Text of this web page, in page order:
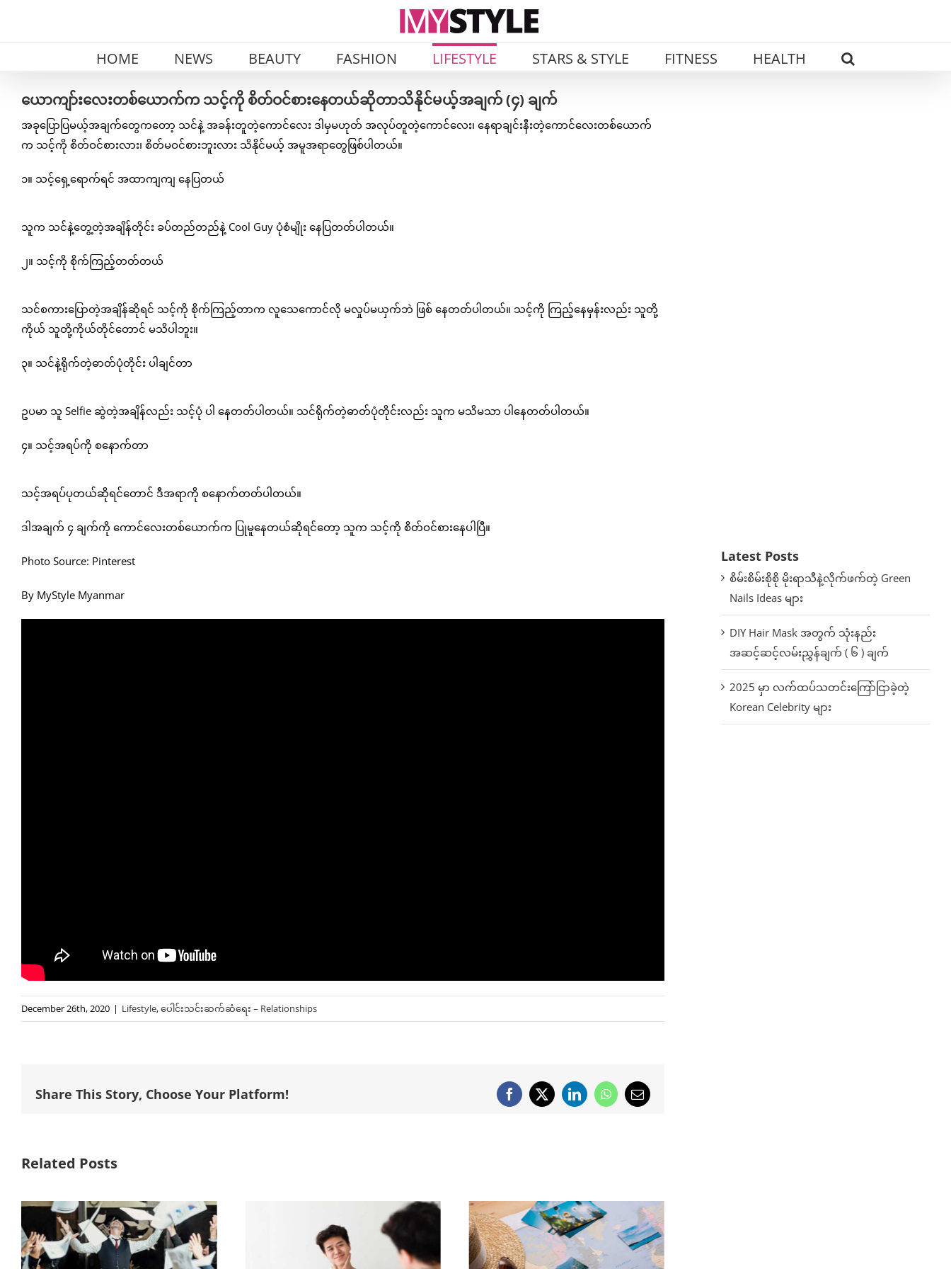
HOME NEWS BEAUTY FASHION LIFESTYLE STARS & STYLE FITNESS HEALTH
ယောကျာ်းလေးတစ်ယောက်က သင့်ကို စိတ်ဝင်စားနေတယ်ဆိုတာသိနိုင်မယ့်အချက် (၄) ချက်
အခုပြောပြမယ့်အချက်တွေကတော့ သင်နဲ့ အခန်းတူတဲ့ကောင်လေး ဒါမှမဟုတ် အလုပ်တူတဲ့ကောင်လေး၊ နေရာချင်းနီးတဲ့ကောင်လေးတစ်ယောက်
က သင့်ကို စိတ်ဝင်စားလား၊ စိတ်မဝင်စားဘူးလား သိနိုင်မယ့် အမူအရာတွေဖြစ်ပါတယ်။
၁။ သင့်ရှေ့ရောက်ရင် အထာကျကျ နေပြတယ်
သူက သင်နဲ့တွေ့တဲ့အချိန်တိုင်း ခပ်တည်တည်နဲ့ Cool Guy ပုံစံမျိုး နေပြတတ်ပါတယ်။
၂။ သင့်ကို စိုက်ကြည့်တတ်တယ်
သင်စကားပြောတဲ့အချိန်ဆိုရင် သင့်ကို စိုက်ကြည့်တာက လူသေကောင်လို မလှုပ်မယှက်ဘဲ ဖြစ် နေတတ်ပါတယ်။ သင့်ကို ကြည့်နေမှန်းလည်း သူတို့
ကိုယ် သူတို့ကိုယ်တိုင်တောင် မသိပါဘူး။
၃။ သင်နဲ့ရိုက်တဲ့ဓာတ်ပုံတိုင်း ပါချင်တာ
ဥပမာ သူ Selfie ဆွဲတဲ့အချိန်လည်း သင့်ပုံ ပါ နေတတ်ပါတယ်။ သင်ရိုက်တဲ့ဓာတ်ပုံတိုင်းလည်း သူက မသိမသာ ပါနေတတ်ပါတယ်။
၄။ သင့်အရပ်ကို စနောက်တာ
သင့်အရပ်ပုတယ်ဆိုရင်တောင် ဒီအရာကို စနောက်တတ်ပါတယ်။
ဒါအချက် ၄ ချက်ကို ကောင်လေးတစ်ယောက်က ပြုမူနေတယ်ဆိုရင်တော့ သူက သင့်ကို စိတ်ဝင်စားနေပါပြီ။
Photo Source: Pinterest
By MyStyle Myanmar
December 26th, 2020 | Lifestyle,ပေါင်းသင်းဆက်ဆံရေး – Relationships
Share This Story, Choose Your Platform! Facebook
X LinkedInWhatsApp
Email
Related Posts
Latest Posts
စိမ်းစိမ်းစိုစို မိုးရာသီနဲ့လိုက်ဖက်တဲ့ Green
Nails Ideas များ
DIY Hair Mask အတွက် သုံးနည်း
အဆင့်ဆင့်လမ်းညွှန်ချက် ( ၆ ) ချက်
2025 မှာ လက်ထပ်သတင်းကြော်ငြာခဲ့တဲ့
Korean Celebrity များ